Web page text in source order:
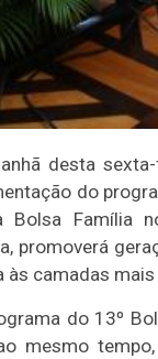
desta
do
Bolsa Família
promoverá
camadas
do 13º
mesmo